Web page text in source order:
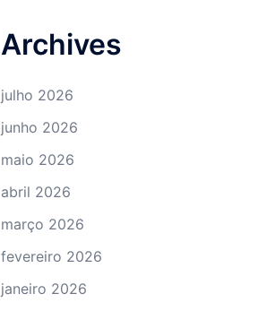
Archives
julho 2026
junho 2026
maio 2026
abril 2026
março 2026
fevereiro 2026
janeiro 2026